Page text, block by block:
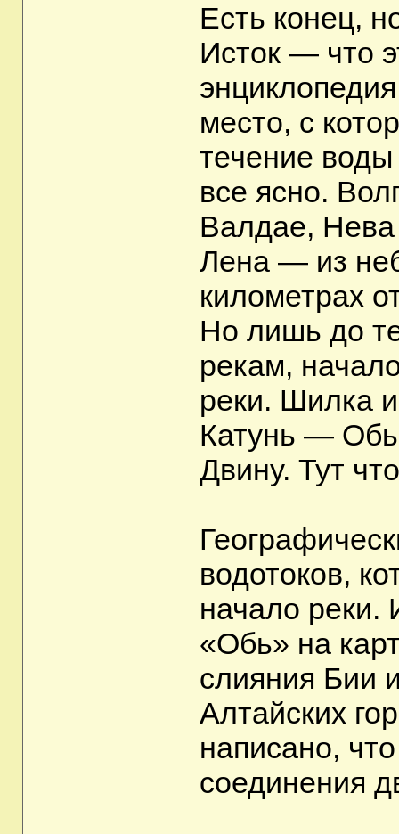
Есть конец,
Исток — что
место, с
течение
все ясно.
Валдае, Нева
Лена — из
километрах
Но лишь до
рекам,
реки. Шилка
Катунь —
Двину. Тут
водотоков,
начало реки.
«Обь» на
слияния Бии
Алтайских
написано,
соединения